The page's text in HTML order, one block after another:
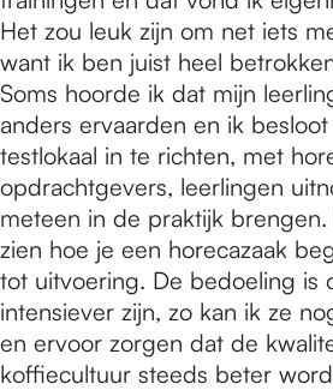
Het zou leuk zijn om net iets
want ik ben juist heel
Soms hoorde ik dat mijn
anders ervaarden en ik
testlokaal in te richten, met
opdrachtgevers, leerlingen
meteen in de praktijk
zien hoe je een horecazaak
tot uitvoering. De bedoeling is
intensiever zijn, zo kan ik ze
en ervoor zorgen dat de
koffiecultuur steeds beter